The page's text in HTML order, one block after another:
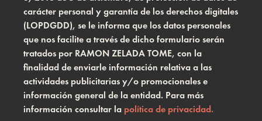
carácter personal y garantía de los derechos digitales
(LOPDGDD), se le informa que los datos personales
que nos facilite a través de dicho formulario serán
tratados por RAMON ZELADA TOME, con la
finalidad de enviarle información relativa a las
actividades publicitarias y/o promocionales e
información general de la entidad. Para más
información consultar la política de privacidad.